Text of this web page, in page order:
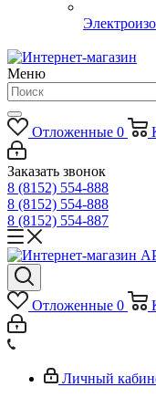
Меню
Отложенные 0
Заказать звонок
8 (8152) 554-888
8 (8152) 554-888
8 (8152) 554-887
Отложенные 0
Личный